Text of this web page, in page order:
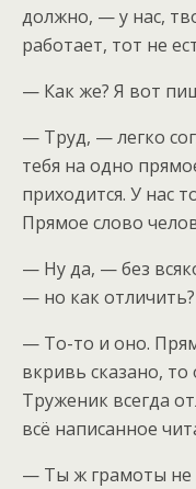
должно, — у нас,
работает, тот не
— Как же? Я вот
— Труд, — легко
тебя на одно
приходится. У нас
Прямое слово
— Ну да, — без
— но как
— То-то и оно.
вкривь сказано, то
Труженик всегда
всё написанное
— Ты ж грамоты не